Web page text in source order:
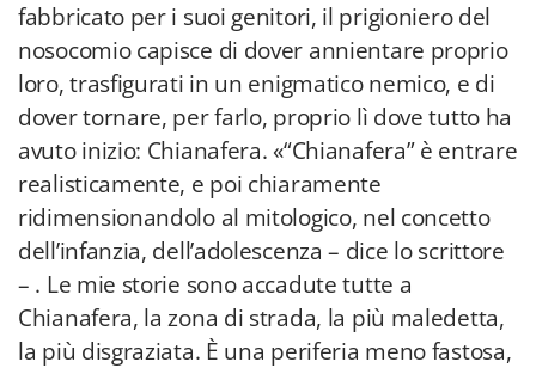
fabbricato per i suoi genitori, il prigioniero del
nosocomio capisce di dover annientare proprio
loro, trasfigurati in un enigmatico nemico, e di
dover tornare, per farlo, proprio lì dove tutto ha
avuto inizio: Chianafera. «“Chianafera” è entrare
realisticamente, e poi chiaramente
ridimensionandolo al mitologico, nel concetto
dell’infanzia, dell’adolescenza – dice lo scrittore
– . Le mie storie sono accadute tutte a
Chianafera, la zona di strada, la più maledetta,
la più disgraziata. È una periferia meno fastosa,